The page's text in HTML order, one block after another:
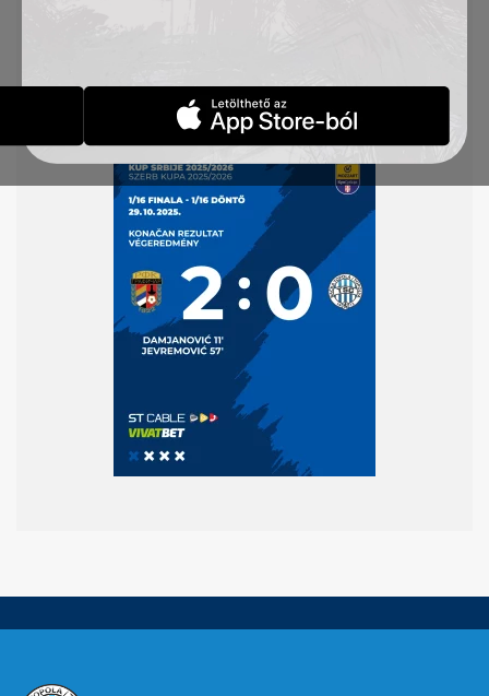
63′) – Mboungou (B. Petrović 46′)
Sárga lapok: Capan 45′, Urošević 82′